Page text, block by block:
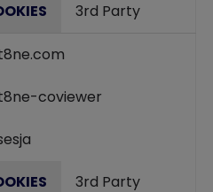
3rd Party
coviewer
3rd Party